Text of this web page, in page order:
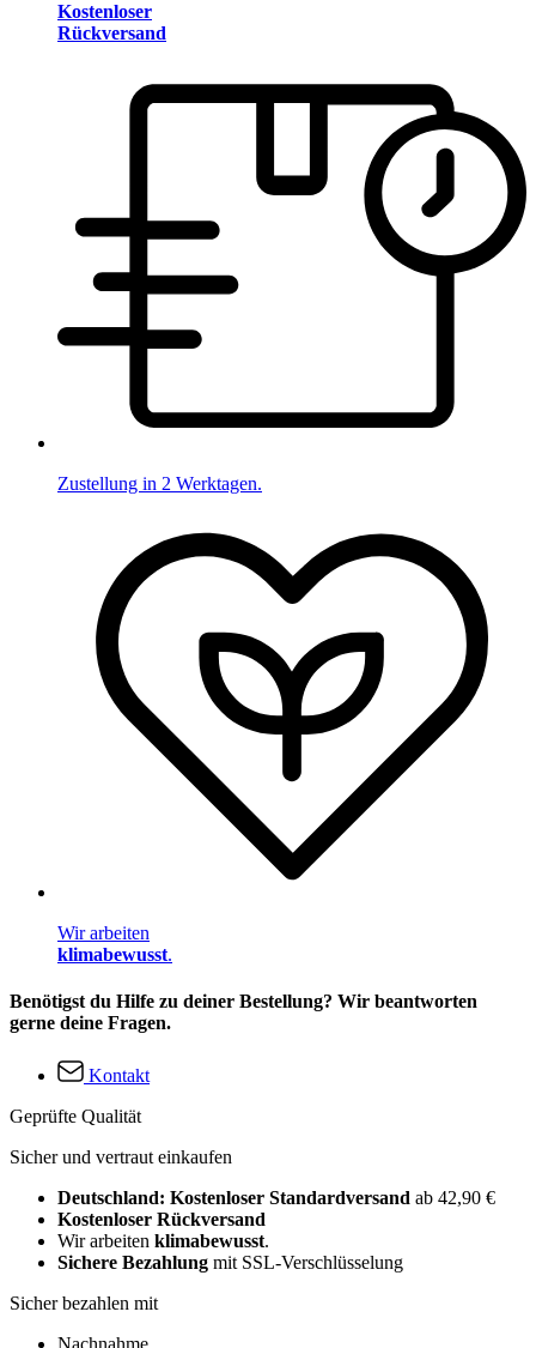
Kostenloser
Rückversand
Zustellung in 2 Werktagen.
Wir arbeiten
klimabewusst.
Benötigst du Hilfe zu deiner Bestellung? Wir beantworten
gerne deine Fragen.
Kontakt
Geprüfte Qualität
Sicher und vertraut einkaufen
Deutschland: Kostenloser Standardversand ab 42,90 €
Kostenloser Rückversand
Wir arbeiten klimabewusst.
Sichere Bezahlung mit SSL-Verschlüsselung
Sicher bezahlen mit
Nachnahme